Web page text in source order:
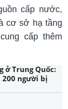
cấp nước,
cơ sở hạ tầng
cấp thêm
ở Trung Quốc:
200 người bị